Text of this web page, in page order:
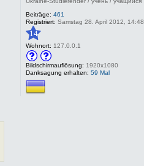
Beiträge: 461
Registriert: Samstag 28. April 2012, 14:48
14
Wohnort: 127.0.0.1
Bildschirmauflösung: 1920x1080
Danksagung erhalten: 59 Mal